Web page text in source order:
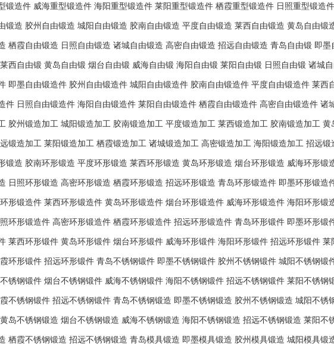
锻造件 威海重型锻造件 海阳重型锻造件 莱阳重型锻造件 栖霞重型锻造件 日照重型锻造件
锻造 胶州自由锻造 城阳自由锻造 胶南自由锻造 平度自由锻造 莱西自由锻造 黄岛自由锻
栖霞自由锻造 日照自由锻造 诸城自由锻造 高密自由锻造 招远自由锻造 青岛自由锻 即墨
莱西自由锻 黄岛自由锻 烟台自由锻 威海自由锻 海阳自由锻 莱阳自由锻 日照自由锻 诸城
即墨自由锻造件 胶州自由锻造件 城阳自由锻造件 胶南自由锻造件 平度自由锻造件 莱西
件 日照自由锻造件 海阳自由锻造件 莱阳自由锻造件 栖霞自由锻造件 高密自由锻造件 诸
胶州锻造加工 城阳锻造加工 胶南锻造加工 平度锻造加工 莱西锻造加工 胶南锻造加工 黄
锻造加工 莱阳锻造加工 栖霞锻造加工 诸城锻造加工 高密锻造加工 海阳锻造加工 招远锻
锻造 胶南环形锻造 平度环形锻造 莱西环形锻造 黄岛环形锻造 烟台环形锻造 威海环形锻
日照环形锻造 高密环形锻造 栖霞环形锻造 招远环形锻造 青岛环形锻造件 即墨环形锻造
形锻造件 莱西环形锻造件 黄岛环形锻造件 烟台环形锻造件 威海环形锻造件 海阳环形锻
照环形锻造件 高密环形锻造件 栖霞环形锻造件 招远环形锻造件 青岛环形锻件 即墨环形锻
莱西环形锻件 黄岛环形锻件 烟台环形锻件 威海环形锻件 海阳环形锻件 招远环形锻件 莱
环形锻件 招远环形锻件 青岛不锈钢锻件 即墨不锈钢锻件 胶州不锈钢锻件 城阳不锈钢锻
锈钢锻件 烟台不锈钢锻件 威海不锈钢锻件 海阳不锈钢锻件 招远不锈钢锻件 莱阳不锈钢
不锈钢锻件 招远不锈钢锻件 青岛不锈钢锻造 即墨不锈钢锻造 胶州不锈钢锻造 城阳不锈
黄岛不锈钢锻造 烟台不锈钢锻造 威海不锈钢锻造 海阳不锈钢锻造 招远不锈钢锻造 莱阳不
栖霞不锈钢锻造 招远不锈钢锻造 青岛模具锻造 即墨模具锻造 胶州模具锻造 城阳模具锻